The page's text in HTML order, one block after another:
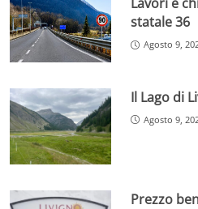
statale 36
Agosto 9,
Il Lago di
Agosto 9,
Prezzo